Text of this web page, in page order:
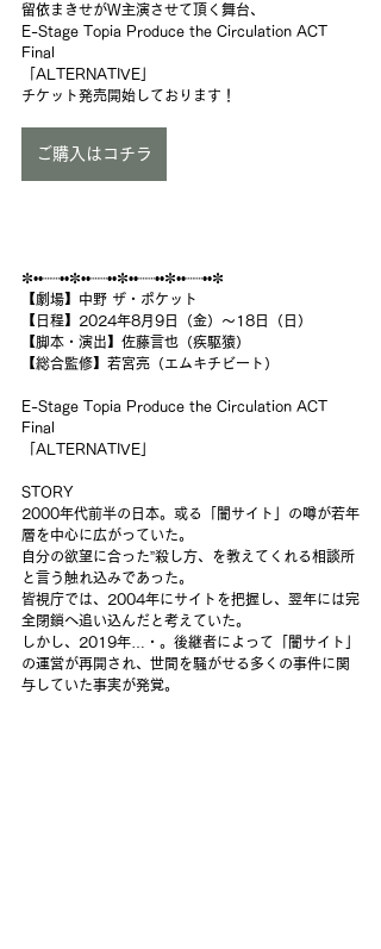
留依まきせがW主演させて頂く舞台、
E-Stage Topia Produce the Circulation ACT
Final
「ALTERNATIVE」
チケット発売開始しております！
ご購入はコチラ
✼••┈┈••✼••┈┈••✼••┈┈••✼••┈┈••✼
【劇場】中野 ザ・ポケット
【日程】2024年8月9日（金）～18日（日）
【脚本・演出】佐藤言也（疾駆猿）
【総合監修】若宮亮（エムキチビート）
E-Stage Topia Produce the Circulation ACT
Final
「ALTERNATIVE」
STORY
2000年代前半の日本。或る「闇サイト」の噂が若年
層を中心に広がっていた。
自分の欲望に合った”殺し方、を教えてくれる相談所
と言う触れ込みであった。
皆視庁では、2004年にサイトを把握し、翌年には完
全閉鎖へ追い込んだと考えていた。
しかし、2019年…・。後継者によって「闇サイト」
の運営が再開され、世間を騒がせる多くの事件に関
与していた事実が発覚。